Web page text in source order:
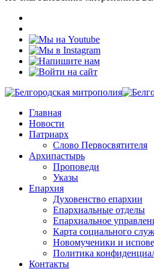
Главная
Новости
Патриарх
Слово Первосвятителя
Архипастырь
Проповеди
Указы
Епархия
Духовенство епархии
Епархиальные отделы
Епархиальное
Карта социального
Новомученики и
Политика
Контакты